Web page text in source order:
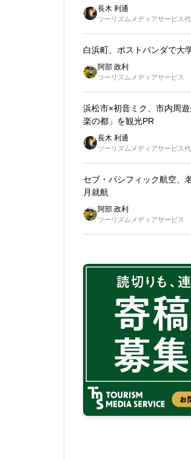
長木 利通
ツーリズムメディアサービス代
白浜町、ポストパンダで大
阿部 政利
ツーリズムメディアサービス
浜松市×初音ミク、市内周
楽の都」を観光PR
長木 利通
ツーリズムメディアサービス代
セブ・パシフィック航空、
月就航
阿部 政利
ツーリズムメディアサービス